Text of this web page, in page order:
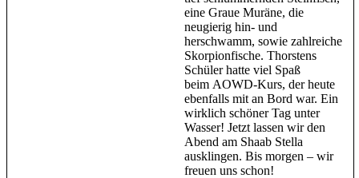
eine Graue Muräne, die
neugierig hin- und
herschwamm, sowie zahlreiche
Skorpionfische. Thorstens
Schüler hatte viel Spaß
beim AOWD-Kurs, der heute
ebenfalls mit an Bord war. Ein
wirklich schöner Tag unter
Wasser! Jetzt lassen wir den
Abend am Shaab Stella
ausklingen. Bis morgen – wir
freuen uns schon!